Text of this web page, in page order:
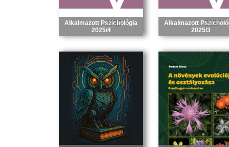
Alkalmazott Pszichológia
2025/4
Alkalmazott
2025/3